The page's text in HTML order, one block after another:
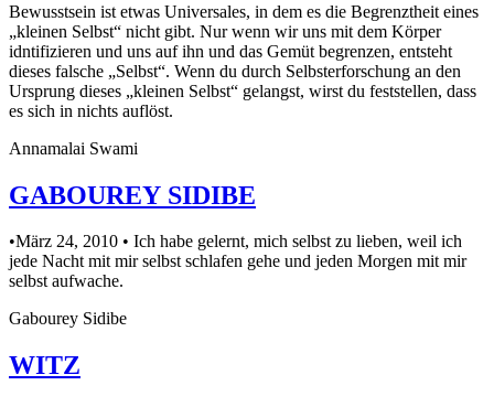
Bewusstsein ist etwas Universales, in dem es die Begrenztheit eines
„kleinen Selbst“ nicht gibt. Nur wenn wir uns mit dem Körper
idntifizieren und uns auf ihn und das Gemüt begrenzen, entsteht
dieses falsche „Selbst“. Wenn du durch Selbsterforschung an den
Ursprung dieses „kleinen Selbst“ gelangst, wirst du feststellen, dass
es sich in nichts auflöst.
Annamalai Swami
GABOUREY SIDIBE
•März 24, 2010 • Ich habe gelernt, mich selbst zu lieben, weil ich
jede Nacht mit mir selbst schlafen gehe und jeden Morgen mit mir
selbst aufwache.
Gabourey Sidibe
WITZ